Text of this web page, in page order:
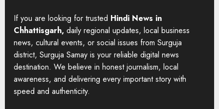
If you are looking for trusted Hindi News in
Chhattisgarh, daily regional updates, local business
news, cultural events, or social issues from Surguja
district, Surguja Samay is your reliable digital news
destination. We believe in honest journalism, local
awareness, and delivering every important story with
speed and authenticity.